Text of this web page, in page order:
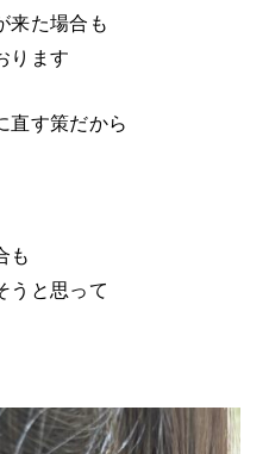
来た場合も
ります
直す策だから
も
うと思って